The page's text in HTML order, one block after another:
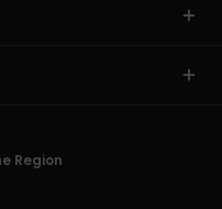
Region